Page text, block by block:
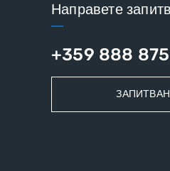
Направете
+359 888